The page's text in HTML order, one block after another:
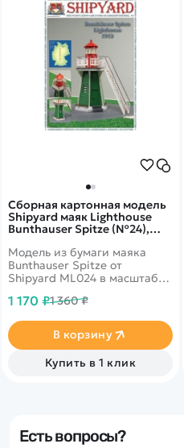
Сборная картонная модель
Shipyard маяк Lighthouse
Bunthauser Spitze (№24),
Модель из бумаги маяка
Bunthauser Spitze от
Shipyard ML024 в масштабе
1 170 ₽1 360 ₽
В корзину
Купить в 1 клик
Есть вопросы?